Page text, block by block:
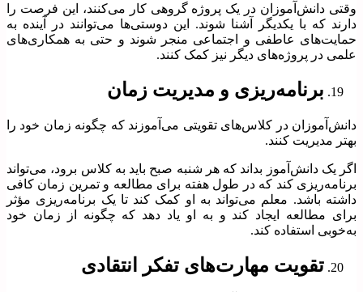
وقتی دانش‌آموزان در یک پروژه گروهی کار می‌کنند، این فرصت را
دارند که با یکدیگر آشنا شوند. این دوستی‌ها می‌توانند در آینده به
حمایت‌های عاطفی و اجتماعی منجر شوند و حتی به همکاری‌های
علمی در پروژه‌های دیگر نیز کمک کنند.
برنامه‌ریزی و مدیریت زمان
دانش‌آموزان در کلاس‌های تقویتی می‌آموزند که چگونه زمان خود را
بهتر مدیریت کنند.
اگر یک دانش‌آموز بداند که هر شنبه صبح باید به کلاس برود، می‌تواند
برنامه‌ریزی کند که در طول هفته برای مطالعه و تمرین زمان کافی
داشته باشد. معلم می‌تواند به او کمک کند تا یک برنامه‌ریزی مؤثر
برای مطالعه ایجاد کند و به او یاد دهد که چگونه از زمان خود
به‌خوبی استفاده کند.
تقویت مهارت‌های تفکر انتقادی